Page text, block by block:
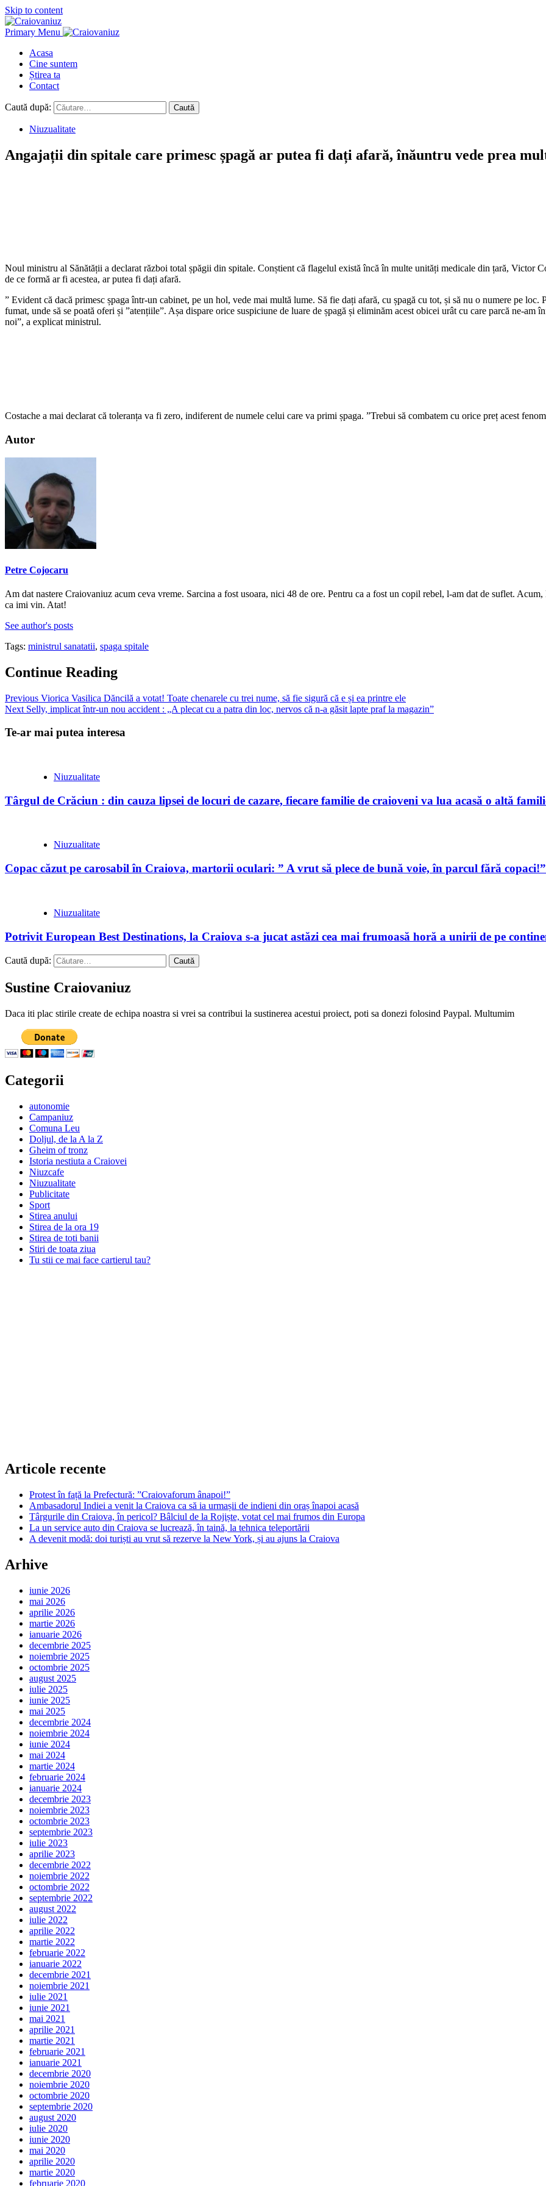
Skip to content
Primary Menu
Acasa
Cine suntem
Știrea ta
Contact
Caută după:
Niuzualitate
Angajații din spitale care primesc șpagă ar putea fi dați afară, înăuntru vede prea
Noul ministru al Sănătății a declarat război total șpăgii din spitale. Conștient că flagelul există încă în multe unități medicale din țară, Victor
de ce formă ar fi acestea, ar putea fi dați afară.
” Evident că dacă primesc șpaga într-un cabinet, pe un hol, vede mai multă lume. Să fie dați afară, cu șpagă cu tot, și să nu o numere pe loc.
fumat, unde să se poată oferi și ”atențiile”. Așa dispare orice suspiciune de luare de șpagă și eliminăm acest obicei urât cu care parcă ne-
noi”, a explicat ministrul.
Costache a mai declarat că toleranța va fi zero, indiferent de numele celui care va primi șpaga. ”Trebui să combatem cu orice preț acest
Autor
Petre Cojocaru
Am dat nastere Craiovaniuz acum ceva vreme. Sarcina a fost usoara, nici 48 de ore. Pentru ca a fost un copil rebel, l-am dat de suflet.
ca imi vin. Atat!
See author's posts
Tags: ministrul sanatatii, spaga spitale
Continue Reading
Previous Viorica Vasilica Dăncilă a votat! Toate chenarele cu trei nume, să fie sigură că e și ea printre ele
Next Selly, implicat într-un nou accident : „A plecat cu a patra din loc, nervos că n-a găsit lapte praf la magazin”
Te-ar mai putea interesa
Niuzualitate
Târgul de Crăciun : din cauza lipsei de locuri de cazare, fiecare familie de craioveni va lua acasă o altă
Niuzualitate
Copac căzut pe carosabil în Craiova, martorii oculari: ” A vrut să plece de bună voie, în parcul fără copaci!”
Niuzualitate
Potrivit European Best Destinations, la Craiova s-a jucat astăzi cea mai frumoasă horă a unirii de pe
Caută după:
Sustine Craiovaniuz
Daca iti plac stirile create de echipa noastra si vrei sa contribui la sustinerea acestui proiect, poti sa donezi folosind Paypal. Multumim
Categorii
autonomie
Campaniuz
Comuna Leu
Doljul, de la A la Z
Gheim of tronz
Istoria nestiuta a Craiovei
Niuzcafe
Niuzualitate
Publicitate
Sport
Stirea anului
Stirea de la ora 19
Stirea de toti banii
Stiri de toata ziua
Tu stii ce mai face cartierul tau?
Articole recente
Protest în față la Prefectură: ”Craiovaforum ânapoi!”
Ambasadorul Indiei a venit la Craiova ca să ia urmașii de indieni din oraș înapoi acasă
Târgurile din Craiova, în pericol? Bâlciul de la Rojiște, votat cel mai frumos din Europa
La un service auto din Craiova se lucrează, în taină, la tehnica teleportării
A devenit modă: doi turiști au vrut să rezerve la New York, și au ajuns la Craiova
Arhive
iunie 2026
mai 2026
aprilie 2026
martie 2026
ianuarie 2026
decembrie 2025
noiembrie 2025
octombrie 2025
august 2025
iulie 2025
iunie 2025
mai 2025
decembrie 2024
noiembrie 2024
iunie 2024
mai 2024
martie 2024
februarie 2024
ianuarie 2024
decembrie 2023
noiembrie 2023
octombrie 2023
septembrie 2023
iulie 2023
aprilie 2023
decembrie 2022
noiembrie 2022
octombrie 2022
septembrie 2022
august 2022
iulie 2022
aprilie 2022
martie 2022
februarie 2022
ianuarie 2022
decembrie 2021
noiembrie 2021
iulie 2021
iunie 2021
mai 2021
aprilie 2021
martie 2021
februarie 2021
ianuarie 2021
decembrie 2020
noiembrie 2020
octombrie 2020
septembrie 2020
august 2020
iulie 2020
iunie 2020
mai 2020
aprilie 2020
martie 2020
februarie 2020